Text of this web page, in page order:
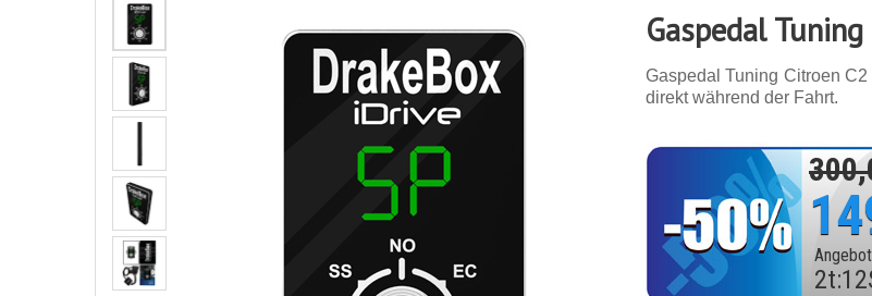
Gaspedal
Gaspedal Tuning Citroen
direkt während der Fahrt.
2t:12